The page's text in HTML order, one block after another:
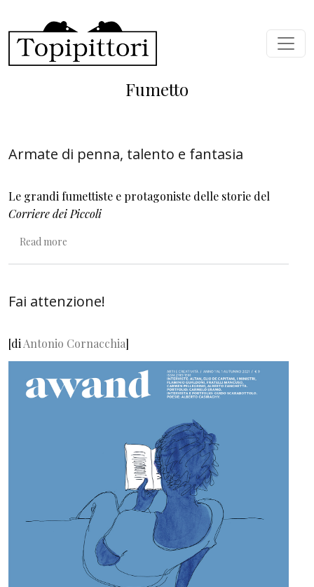
Fumetto
Armate di penna, talento e fantasia
Le grandi fumettiste e protagoniste delle storie del
Corriere dei Piccoli
Read more
Fai attenzione!
[di Antonio Cornacchia]